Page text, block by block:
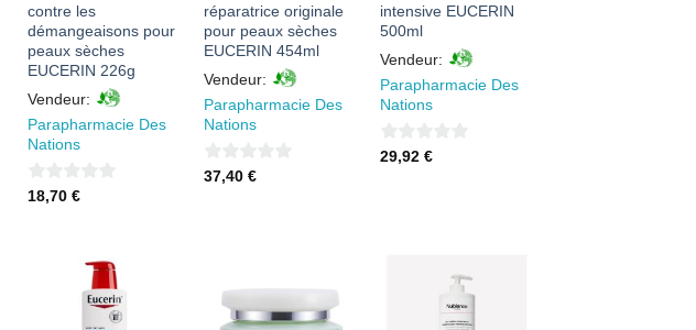
contre les
démangeaisons pour
peaux sèches
EUCERIN 226g
Vendeur:
Parapharmacie Des
Nations
0
18,70 €
réparatrice originale
pour peaux sèches
EUCERIN 454ml
Vendeur:
Parapharmacie Des
Nations
0
37,40 €
intensive EUCERIN
500ml
Vendeur:
Parapharmacie Des
Nations
0
29,92 €
AJOUTER
AJOUTER
AJOUTER